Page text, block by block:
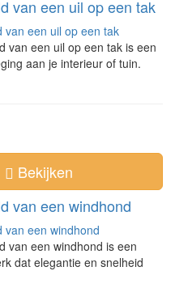
van een uil op een tak
van een uil op een tak is een
aan je interieur of tuin.
Bekijken
van een windhond
van een windhond is een
dat elegantie en snelheid